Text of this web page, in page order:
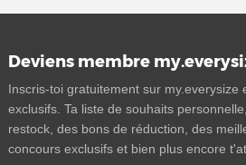
Deviens membre
Inscris-toi gratuitement sur my.everysize
exclusifs. Ta liste de souhaits
restock, des bons de réduction, des
concours exclusifs et bien plus encore